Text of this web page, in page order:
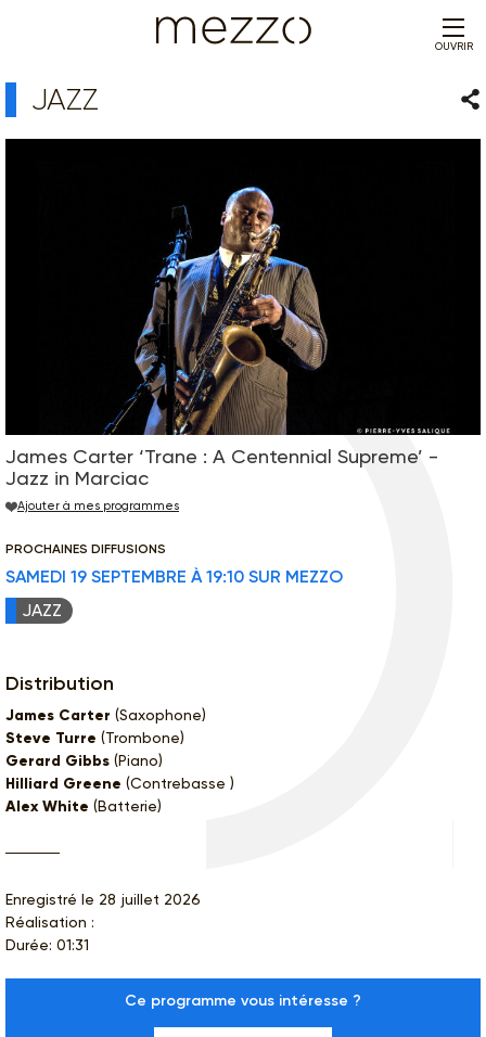
OUVRIR
JAZZ
James Carter ‘Trane : A Centennial Supreme’ -
Jazz in Marciac
Ajouter à mes programmes
PROCHAINES DIFFUSIONS
SAMEDI 19 SEPTEMBRE À 19:10 SUR MEZZO
JAZZ
Distribution
James Carter (Saxophone)
Steve Turre (Trombone)
Gerard Gibbs (Piano)
Hilliard Greene (Contrebasse )
Alex White (Batterie)
Enregistré le 28 juillet 2026
Réalisation :
Durée: 01:31
Ce programme vous intéresse ?